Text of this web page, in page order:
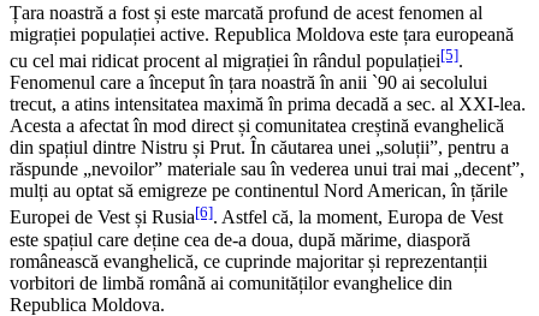
Țara noastră a fost și este marcată profund de acest fenomen al
migrației populației active. Republica Moldova este țara europeană
cu cel mai ridicat procent al migrației în rândul populației[5].
Fenomenul care a început în țara noastră în anii `90 ai secolului
trecut, a atins intensitatea maximă în prima decadă a sec. al XXI-lea.
Acesta a afectat în mod direct și comunitatea creștină evanghelică
din spațiul dintre Nistru și Prut. În căutarea unei „soluții”, pentru a
răspunde „nevoilor” materiale sau în vederea unui trai mai „decent”,
mulți au optat să emigreze pe continentul Nord American, în țările
Europei de Vest și Rusia[6]. Astfel că, la moment, Europa de Vest
este spațiul care deține cea de-a doua, după mărime, diasporă
românească evanghelică, ce cuprinde majoritar și reprezentanții
vorbitori de limbă română ai comunităților evanghelice din
Republica Moldova.